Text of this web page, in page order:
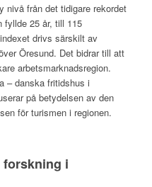
från det tidigare rekordet
fyllde 25 år, till 115
drivs särskilt av
Öresund. Det bidrar till att
arbetsmarknadsregion.
– danska fritidshus i
på betydelsen av den
för turismen i regionen.
forskning i